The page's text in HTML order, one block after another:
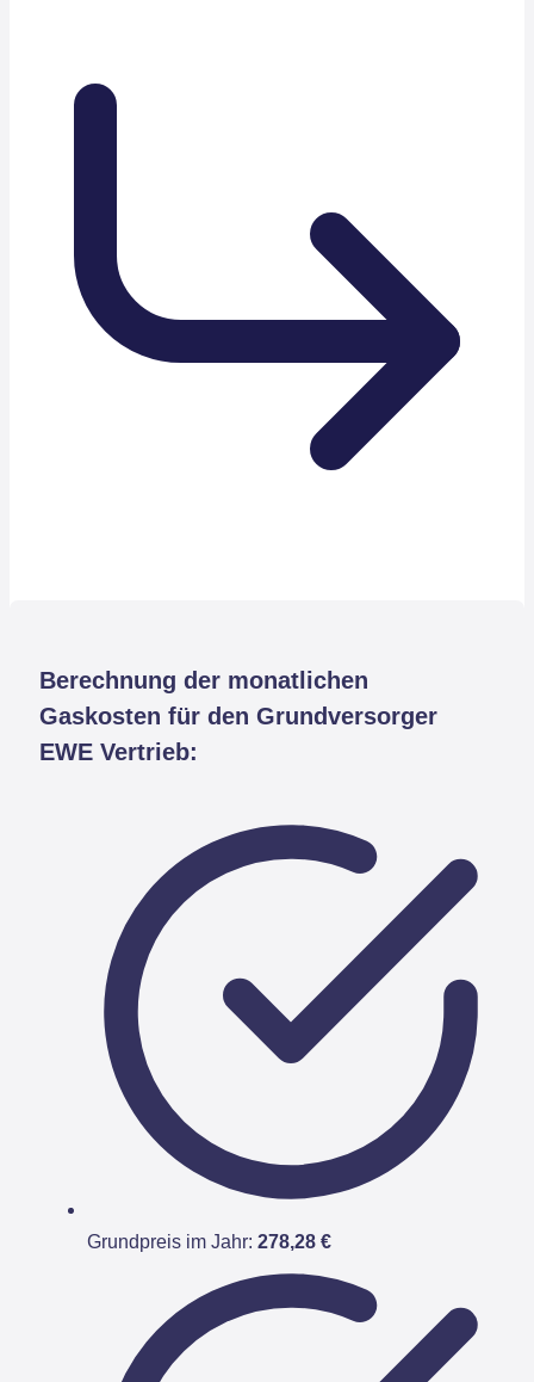
Berechnung der monatlichen
Gaskosten für den Grundversorger
EWE Vertrieb:
Grundpreis im Jahr: 278,28 €